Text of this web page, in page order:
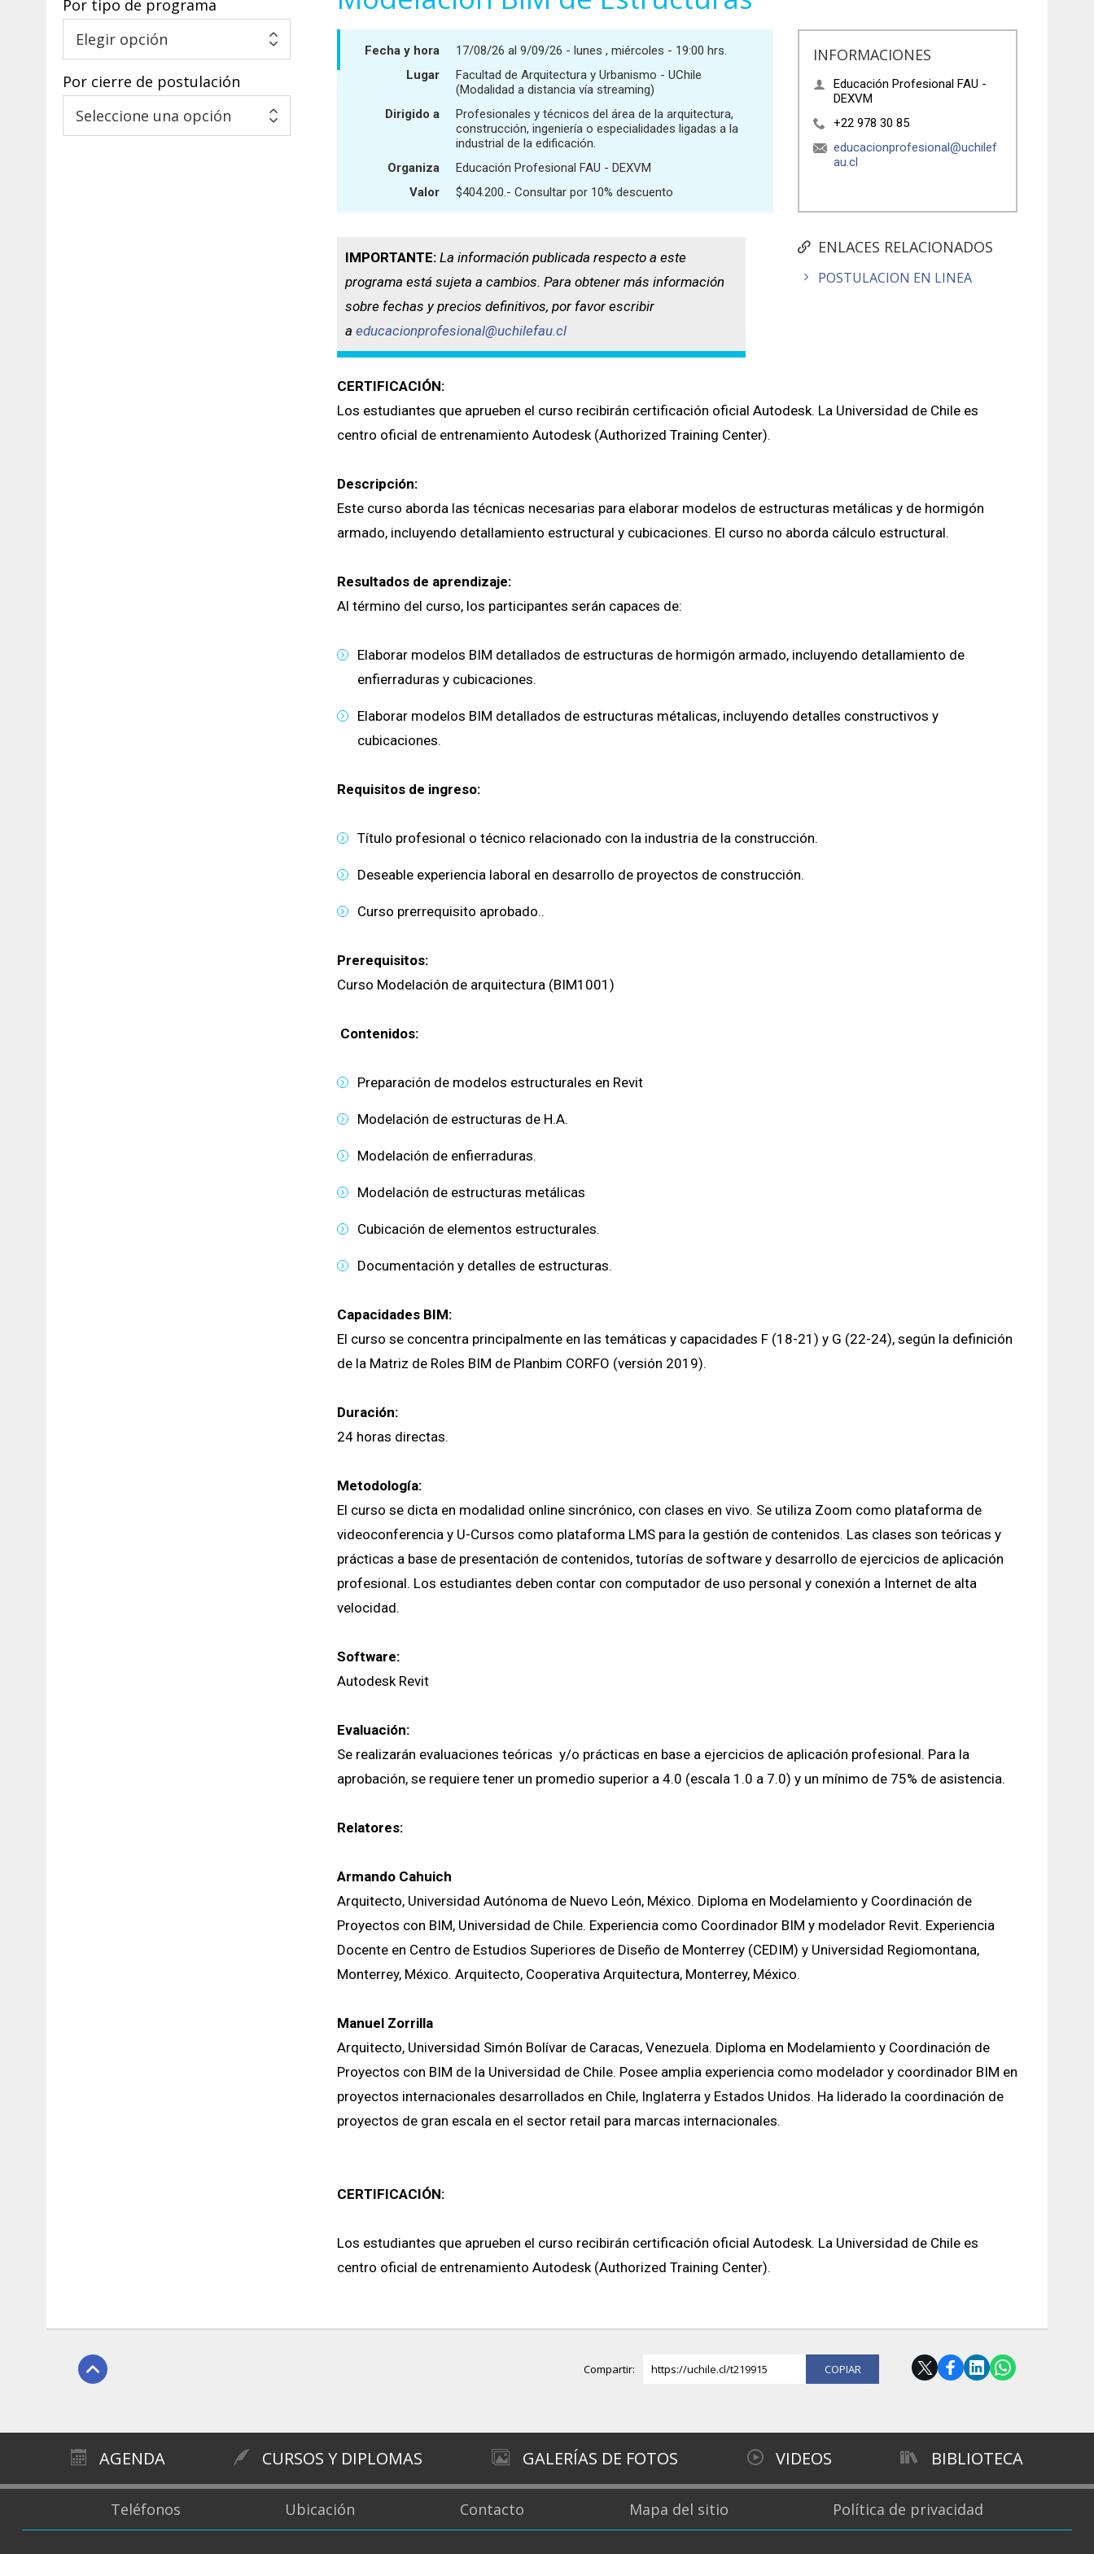
Por tipo de programa
Por cierre de postulación
INFORMACIONES
Educación Profesional FAU -
DEXVM
+22 978 30 85
educacionprofesional@uchilef
au.cl
Fecha y hora
17/08/26 al 9/09/26 - lunes , miércoles - 19:00 hrs.
Lugar
Facultad de Arquitectura y Urbanismo - UChile
(Modalidad a distancia vía streaming)
Dirigido a
Profesionales y técnicos del área de la arquitectura,
construcción, ingeniería o especialidades ligadas a la
industrial de la edificación.
Organiza
Educación Profesional FAU - DEXVM
Valor
$404.200.- Consultar por 10% descuento
ENLACES RELACIONADOS
POSTULACION EN LINEA
IMPORTANTE: La información publicada respecto a este
programa está sujeta a cambios. Para obtener más información
sobre fechas y precios definitivos, por favor escribir
a educacionprofesional@uchilefau.cl
CERTIFICACIÓN:
Los estudiantes que aprueben el curso recibirán certificación oficial Autodesk. La Universidad de Chile es
centro oficial de entrenamiento Autodesk (Authorized Training Center).
Descripción:
Este curso aborda las técnicas necesarias para elaborar modelos de estructuras metálicas y de hormigón
armado, incluyendo detallamiento estructural y cubicaciones. El curso no aborda cálculo estructural.
Resultados de aprendizaje:
Al término del curso, los participantes serán capaces de:
Elaborar modelos BIM detallados de estructuras de hormigón armado, incluyendo detallamiento de
enfierraduras y cubicaciones.
Elaborar modelos BIM detallados de estructuras métalicas, incluyendo detalles constructivos y
cubicaciones.
Requisitos de ingreso:
Título profesional o técnico relacionado con la industria de la construcción.
Deseable experiencia laboral en desarrollo de proyectos de construcción.
Curso prerrequisito aprobado..
Prerequisitos:
Curso Modelación de arquitectura (BIM1001)
Contenidos:
Preparación de modelos estructurales en Revit
Modelación de estructuras de H.A.
Modelación de enfierraduras.
Modelación de estructuras metálicas
Cubicación de elementos estructurales.
Documentación y detalles de estructuras.
Capacidades BIM:
El curso se concentra principalmente en las temáticas y capacidades F (18-21) y G (22-24), según la definición
de la Matriz de Roles BIM de Planbim CORFO (versión 2019).
Duración:
24 horas directas.
Metodología:
El curso se dicta en modalidad online sincrónico, con clases en vivo. Se utiliza Zoom como plataforma de
videoconferencia y U-Cursos como plataforma LMS para la gestión de contenidos. Las clases son teóricas y
prácticas a base de presentación de contenidos, tutorías de software y desarrollo de ejercicios de aplicación
profesional. Los estudiantes deben contar con computador de uso personal y conexión a Internet de alta
velocidad.
Software:
Autodesk Revit
Evaluación:
Se realizarán evaluaciones teóricas y/o prácticas en base a ejercicios de aplicación profesional. Para la
aprobación, se requiere tener un promedio superior a 4.0 (escala 1.0 a 7.0) y un mínimo de 75% de asistencia.
Relatores:
Armando Cahuich
Arquitecto, Universidad Autónoma de Nuevo León, México. Diploma en Modelamiento y Coordinación de
Proyectos con BIM, Universidad de Chile. Experiencia como Coordinador BIM y modelador Revit. Experiencia
Docente en Centro de Estudios Superiores de Diseño de Monterrey (CEDIM) y Universidad Regiomontana,
Monterrey, México. Arquitecto, Cooperativa Arquitectura, Monterrey, México.
Manuel Zorrilla
Arquitecto, Universidad Simón Bolívar de Caracas, Venezuela. Diploma en Modelamiento y Coordinación de
Proyectos con BIM de la Universidad de Chile. Posee amplia experiencia como modelador y coordinador BIM en
proyectos internacionales desarrollados en Chile, Inglaterra y Estados Unidos. Ha liderado la coordinación de
proyectos de gran escala en el sector retail para marcas internacionales.
CERTIFICACIÓN:
Los estudiantes que aprueben el curso recibirán certificación oficial Autodesk. La Universidad de Chile es
centro oficial de entrenamiento Autodesk (Authorized Training Center).
Compartir: https://uchile.cl/t219915
AGENDA CURSOS Y DIPLOMAS GALERÍAS DE FOTOS VIDEOS BIBLIOTECA
Teléfonos Ubicación Contacto Mapa del sitio Política de privacidad